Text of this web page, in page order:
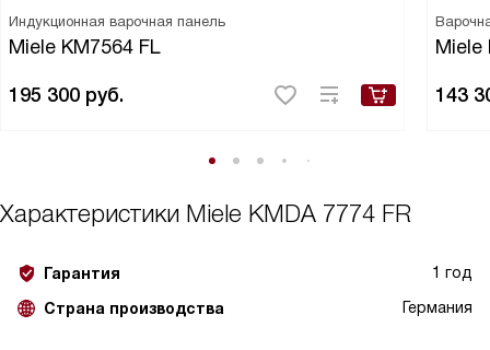
Индукционная варочная панель
Miele KM7564 FL
195 300 руб.
Miele
143
Характеристики Miele KMDA 7774 FR
Гарантия 1 год
Страна производства Германия